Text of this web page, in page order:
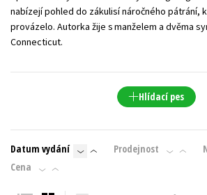
nabízejí pohled do zákulisí náročného
provázelo. Autorka žije s manželem a dvěma
Connecticut.
Hlídací pes
Datum vydání Prodejnost
Cena